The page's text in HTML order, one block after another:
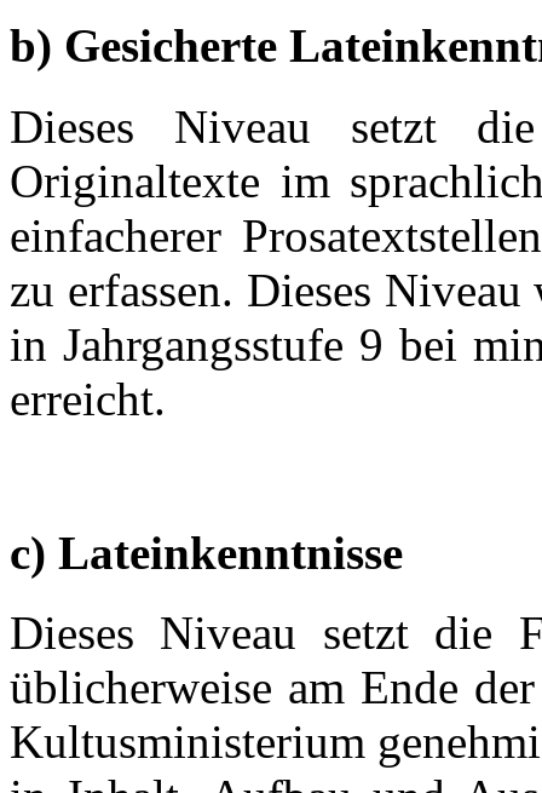
b) Gesicherte
Dieses Niveau setzt
Originaltexte im
einfacherer
zu erfassen. Dieses
in Jahrgangsstufe 9 bei
erreicht.
c) Lateinkenntnisse
Dieses Niveau setzt die
üblicherweise am Ende
Kultusministerium